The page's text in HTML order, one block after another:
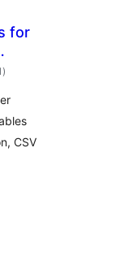
for
total
de
)
CSV